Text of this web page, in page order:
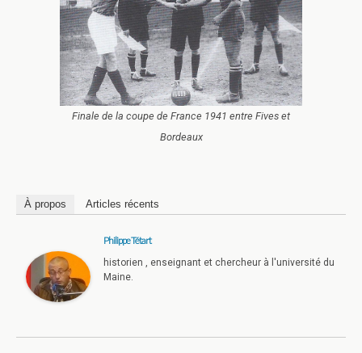
Finale de la coupe de France 1941 entre Fives et
Bordeaux
À propos Articles récents
Philippe Tétart
historien , enseignant et chercheur à l'université du
Maine.